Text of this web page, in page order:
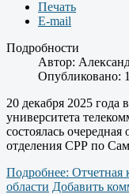
Печать
E-mail
Подробности
Автор:
Опубликовано:
20 декабря 2025 года
университета
состоялась
отделения СРР по
Подробнее:
области Добавить